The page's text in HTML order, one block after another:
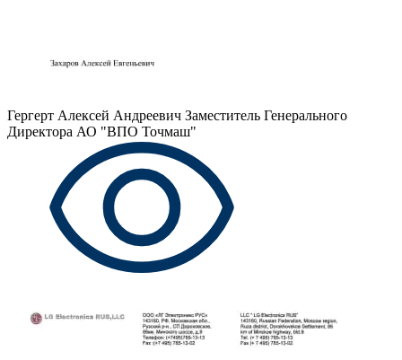
Гергерт Алексей Андреевич Заместитель Генерального
Директора АО "ВПО Точмаш"